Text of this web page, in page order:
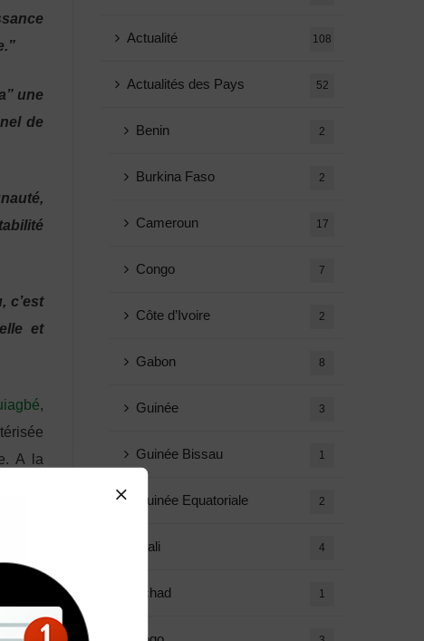
une
de
c’est
et
,
A la
Actualité 108
Actualités des Pays 52
Benin 2
Burkina Faso 2
Cameroun 17
Congo 7
Côte d’Ivoire 2
Gabon 8
Guinée 3
Guinée Bissau 1
Guinée Equatoriale 2
Mali 4
Tchad 1